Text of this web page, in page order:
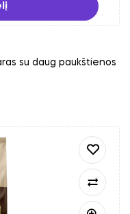
su daug paukštienos